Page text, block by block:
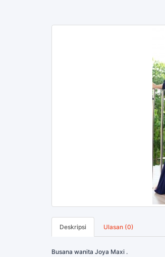
Deskripsi Ulasan (0)
Busana wanita Joya Maxi .